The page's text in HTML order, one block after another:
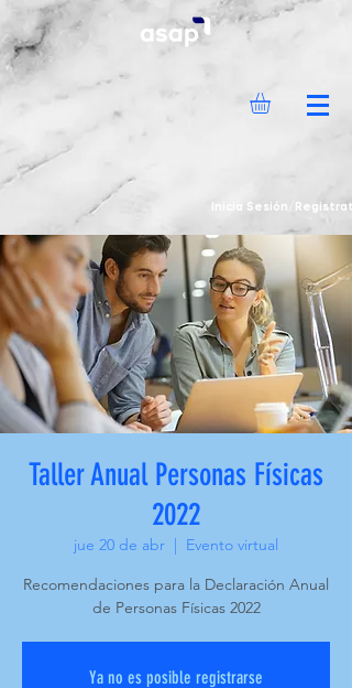
Inicia Sesión/
Taller Anual Personas Físicas
2022
jue 20 de abr
  |
Evento virtual
Recomendaciones para la Declaración Anual
de Personas Físicas 2022
Ya no es posible registrarse